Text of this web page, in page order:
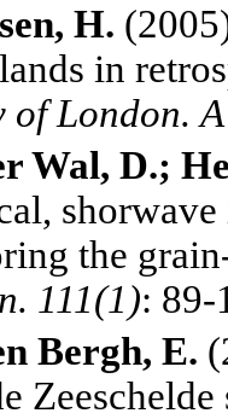
, H.
in
ofLondon.
Wal, D.;
shorwave
the
111(1): 89-
Bergh, E.
Zeeschelde